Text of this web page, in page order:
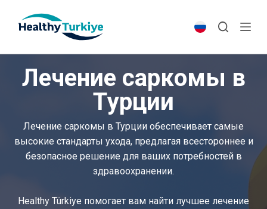
p
Лечение саркомы в
Турции
Лечение саркомы в Турции обеспечивает самые
высокие стандарты ухода, предлагая всестороннее и
безопасное решение для ваших потребностей в
здравоохранении.
Healthy Türkiye помогает вам найти лучшее лечение